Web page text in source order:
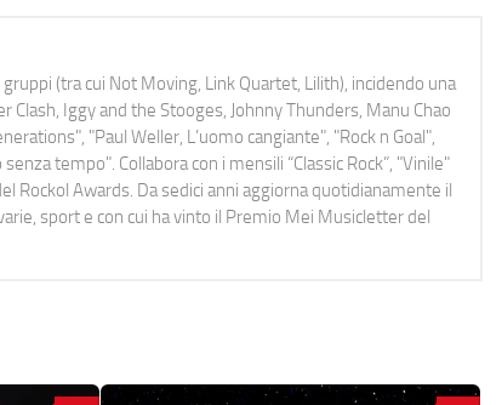
(tra cui Not Moving, Link Quartet, Lilith), incidendo una
Iggy and the Stooges, Johnny Thunders, Manu Chao
"Paul Weller, L’uomo cangiante", "Rock n Goal",
tempo". Collabora con i mensili “Classic Rock”, "Vinile"
Rockol Awards. Da sedici anni aggiorna quotidianamente il
sport e con cui ha vinto il Premio Mei Musicletter del